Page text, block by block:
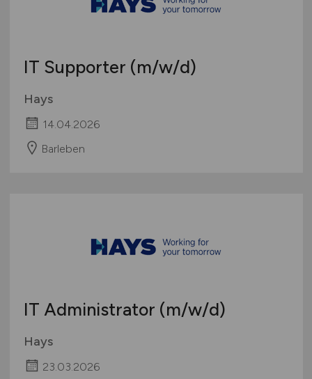
IT Supporter (m/w/d)
Hays
14.04.2026
Barleben
IT Administrator (m/w/d)
Hays
23.03.2026